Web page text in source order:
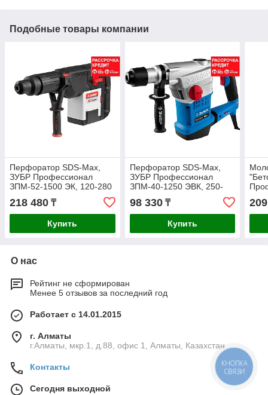
Подобные товары компании
Перфоратор SDS-Max,
ЗУБР Профессионал
ЗПМ-52-1500 ЭК, 120-280
об/мин, 1100-2250 уд/мин,
18 Дж, 1500 Вт, 11.5
218 480 ₸
Купить
Перфоратор SDS-Max,
ЗУБР Профессионал
ЗПМ-40-1250 ЭВК, 250-
450 об/мин, 1400-2800 уд/
мин, 10 Дж, 7 кг, 1250 Вт,
98 330₸
Купить
кг,
АВТ,
О нас
Рейтинг не сформирован
Менее 5 отзывов за последний год
Работает с 14.01.2015
г. Алматы
г.Алматы, мкр.1, д.88, офис 1, Алматы, Казахстан
Контакты
Сегодня выходной
КНОПКА
СВЯЗИ